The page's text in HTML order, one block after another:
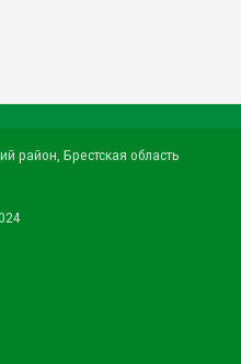
район, Брестская область